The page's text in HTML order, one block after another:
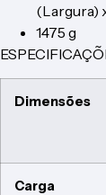
(Largura)
1475 g
Dimensões
Carga